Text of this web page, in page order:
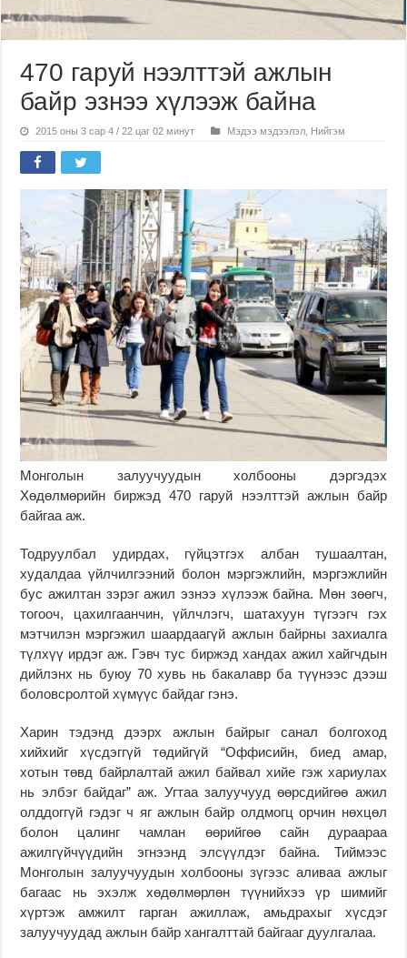
470 гаруй нээлттэй ажлын
байр эзнээ хүлээж байна
2015 оны 3 сар 4 / 22 цаг 02 минут Мэдээ мэдээлэл Нийгэм
Монголын залуучуудын холбооны дэргэдэх
Хөдөлмөрийн биржэд 470 гаруй нээлттэй ажлын байр
байгаа аж.
Тодруулбал удирдах, гүйцэтгэх албан тушаалтан,
худалдаа үйлчилгээний болон мэргэжлийн, мэргэжлийн
бус ажилтан зэрэг ажил эзнээ хүлээж байна. Мөн зөөгч,
тогооч, цахилгаанчин, үйлчлэгч, шатахуун түгээгч гэх
мэтчилэн мэргэжил шаардаагүй ажлын байрны захиалга
түлхүү ирдэг аж. Гэвч тус биржэд хандах ажил хайгчдын
дийлэнх нь буюу 70 хувь нь бакалавр ба түүнээс дээш
боловсролтой хүмүүс байдаг гэнэ.
Харин тэдэнд дээрх ажлын байрыг санал болгоход
хийхийг хүсдэггүй төдийгүй “Оффисийн, биед амар,
хотын төвд байрлалтай ажил байвал хийе гэж хариулах
нь элбэг байдаг” аж. Угтаа залуучууд өөрсдийгөө ажил
олддоггүй гэдэг ч яг ажлын байр олдмогц орчин нөхцөл
болон цалинг чамлан өөрийгөө сайн дураараа
ажилгүйчүүдийн эгнээнд элсүүлдэг байна. Тиймээс
Монголын залуучуудын холбооны зүгээс аливаа ажлыг
багаас нь эхэлж хөдөлмөрлөн түүнийхээ үр шимийг
хүртэж амжилт гарган ажиллаж, амьдрахыг хүсдэг
залуучуудад ажлын байр хангалттай байгааг дуулгалаа.